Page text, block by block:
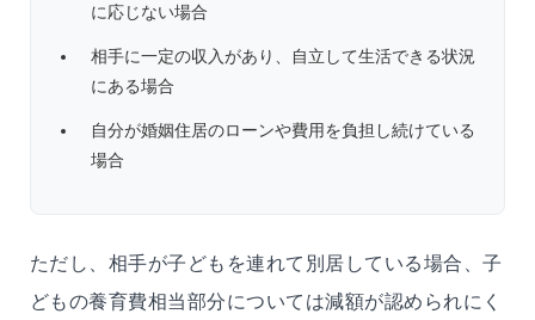
に応じない場合
相手に一定の収入があり、自立して生活できる状況
にある場合
自分が婚姻住居のローンや費用を負担し続けている
場合
ただし、相手が子どもを連れて別居している場合、子
どもの養育費相当部分については減額が認められにく